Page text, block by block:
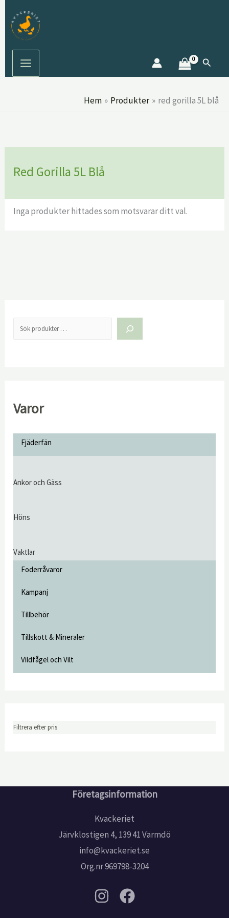
innehåll
Sök
Hem Produkter red gorilla 5L blå
Varor
Fjäderfän
Ankor och Gäss
Höns
Vaktlar
Foderråvaror
Kampanj
Tillbehör
Tillskott & Mineraler
Vildfågel och Vilt
Filtrera efter pris
Red Gorilla 5L Blå
Inga produkter hittades som motsvarar ditt val.
Företagsinformation
Kvackeriet
Järvklostigen 4, 139 41 Värmdö
info@kvackeriet.se
Org.nr 969798-3204